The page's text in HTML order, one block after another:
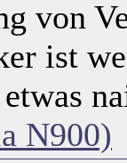
von
ist
etwas
N900)